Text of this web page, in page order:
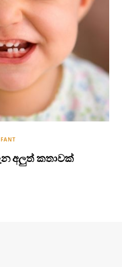
අලුත් කතාවක්